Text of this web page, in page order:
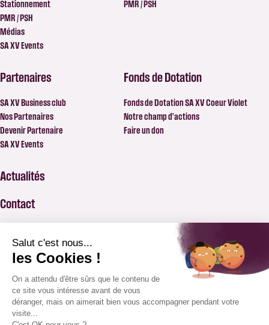
Stationnement
PMR / PSH
Médias
SA XV Events
PMR / PSH
Partenaires
SA XV Business club
Nos Partenaires
Devenir Partenaire
SA XV Events
Fonds de Dotation
Fonds de Dotation SA XV Coeur Violet
Notre champ d’actions
Faire un don
Actualités
Contact
BILLETTERIE
APPLICATION SAXV
BOUTIQUE